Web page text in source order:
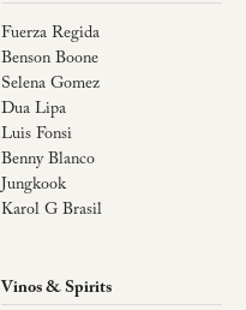
Fuerza Regida
Benson Boone
Selena Gomez
Dua Lipa
Luis Fonsi
Benny Blanco
Jungkook
Karol G Brasil
Vinos & Spirits